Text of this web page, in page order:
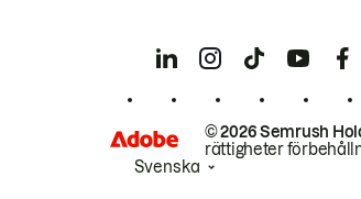
© 2026 Semrush
rättigheter
Svenska